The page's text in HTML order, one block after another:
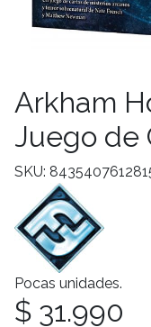
Arkham
Juego de
SKU:
Pocas unidades.
$ 31.990